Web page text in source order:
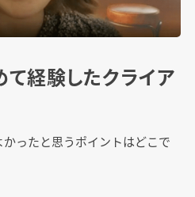
経験したクライア
ったと思うポイントはどこで